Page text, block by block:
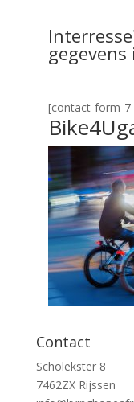
gegevens
[contact-form-7
Contact
Scholekster 8
7462ZX Rijssen